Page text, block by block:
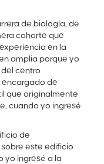
de biología, de
cohorte que
en la
amplia porque yo
centro
encargado de
que originalmente
cuando yo ingresé
de
este edificio
yo ingresé a la